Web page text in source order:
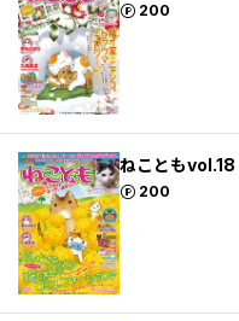
200
ポイント
ねこともvol.18
200
ポイント